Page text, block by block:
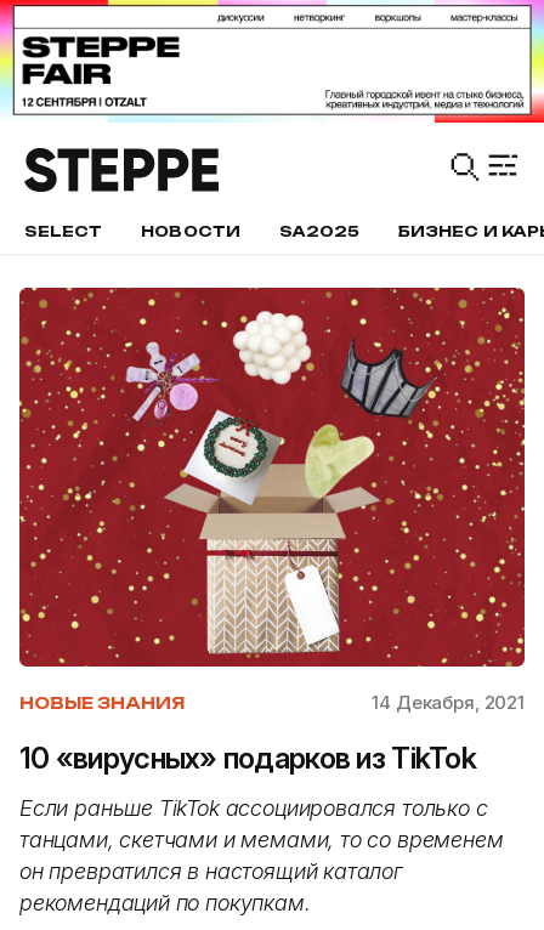
SELECT НОВОСТИ SA2025 БИЗНЕС И
НОВЫЕ ЗНАНИЯ 14 Декабря, 2021
10 «вирусных» подарков из TikTok
Если раньше TikTok ассоциировался только с
танцами, скетчами и мемами, то со временем
он превратился в настоящий каталог
рекомендаций по покупкам.